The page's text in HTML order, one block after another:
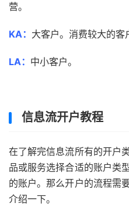
营。
KA： 大客户。消费较大的客
LA： 中小客户。
信息流开户教程
在了解完信息流所有的开户
品或服务选择合适的账户类
的账户。那么开户的流程需
介绍一下。